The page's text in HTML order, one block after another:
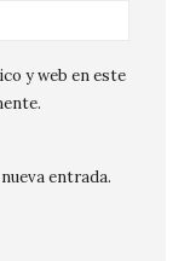
y web en este
entrada.